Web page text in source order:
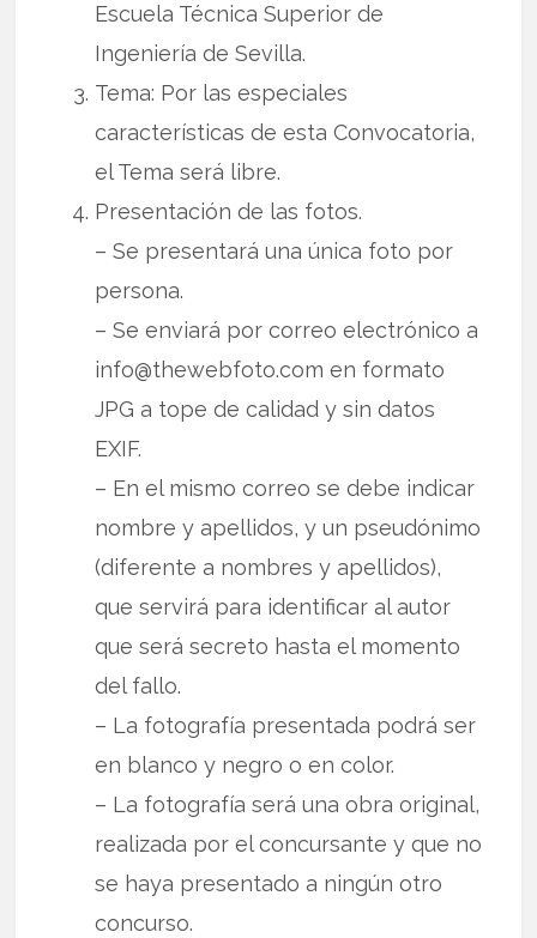
Escuela Técnica Superior de
Ingeniería de Sevilla.
Tema: Por las especiales
características de esta Convocatoria,
el Tema será libre.
Presentación de las fotos.
– Se presentará una única foto por
persona.
– Se enviará por correo electrónico a
info@thewebfoto.com en formato
JPG a tope de calidad y sin datos
EXIF.
– En el mismo correo se debe indicar
nombre y apellidos, y un pseudónimo
(diferente a nombres y apellidos),
que servirá para identificar al autor
que será secreto hasta el momento
del fallo.
– La fotografía presentada podrá ser
en blanco y negro o en color.
– La fotografía será una obra original,
realizada por el concursante y que no
se haya presentado a ningún otro
concurso.